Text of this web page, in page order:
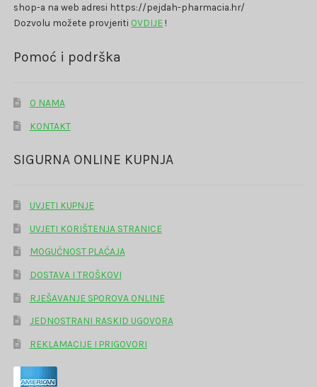
shop-a na web adresi https://pejdah-pharmacia.hr/
Dozvolu možete provjeriti OVDIJE !
Pomoć i podrška
O NAMA
KONTAKT
SIGURNA ONLINE KUPNJA
UVJETI KUPNJE
UVJETI KORIŠTENJA STRANICE
MOGUĆNOST PLAĆAJA
DOSTAVA I TROŠKOVI
RJEŠAVANJE SPOROVA ONLINE
JEDNOSTRANI RASKID UGOVORA
REKLAMACIJE I PRIGOVORI